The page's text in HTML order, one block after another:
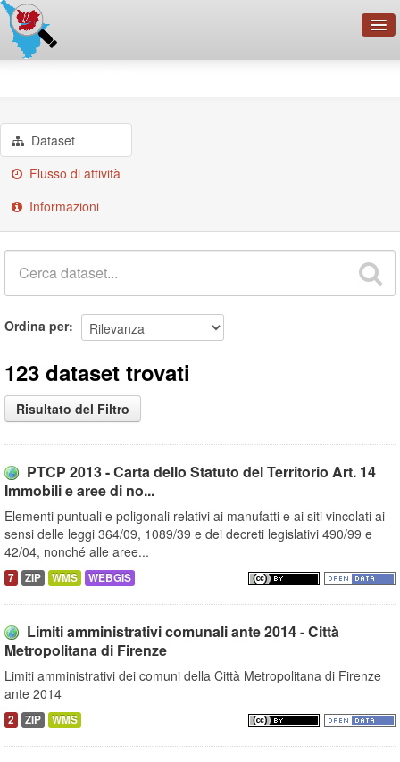
Dataset
Flusso di attività
Informazioni
Ordina per
123 dataset trovati
Risultato del Filtro
PTCP 2013 - Carta dello Statuto del Territorio Art. 14
Immobili e aree di no...
Elementi puntuali e poligonali relativi ai manufatti e ai siti vincolati ai
sensi delle leggi 364/09, 1089/39 e dei decreti legislativi 490/99 e
42/04, nonché alle aree...
7 ZIP WMS WEBGIS
Limiti amministrativi comunali ante 2014 - Città
Metropolitana di Firenze
Limiti amministrativi dei comuni della Città Metropolitana di Firenze
ante 2014
2 ZIP WMS